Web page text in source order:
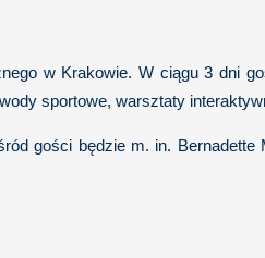
w Krakowie. W ciągu 3 dni
sportowe, warsztaty
gości będzie m. in. Bernadette